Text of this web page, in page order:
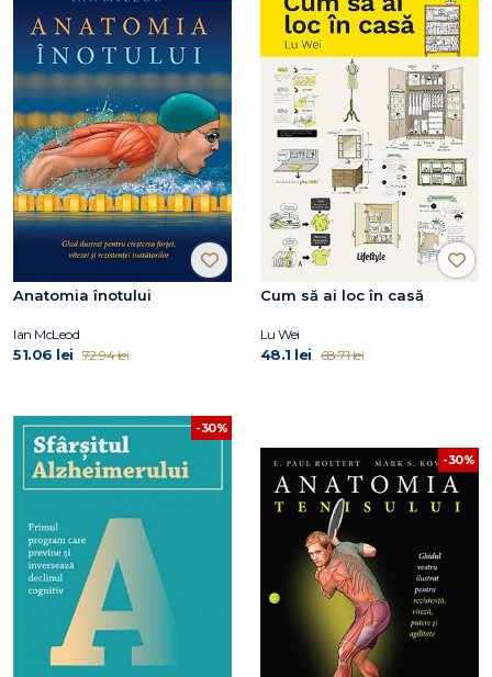
Anatomia înotului
Ian McLeod
51.06 lei 72.94 lei
Cum să ai loc în casă
Lu Wei
48.1 lei 68.71 lei
-30%
-30%